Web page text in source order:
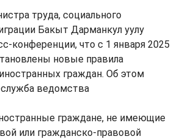
труда, социального
Бакыт Дарманкул уулу
конференции, что с 1 января 2025
новые правила
граждан. Об этом
ведомства
граждане, не имеющие
или гражданско-правовой